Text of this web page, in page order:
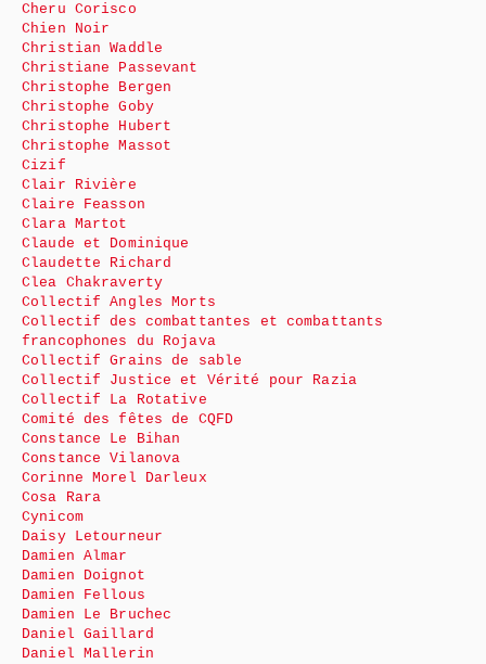
Cheru Corisco
Chien Noir
Christian Waddle
Christiane Passevant
Christophe Bergen
Christophe Goby
Christophe Hubert
Christophe Massot
Cizif
Clair Rivière
Claire Feasson
Clara Martot
Claude et Dominique
Claudette Richard
Clea Chakraverty
Collectif Angles Morts
Collectif des combattantes et combattants
francophones du Rojava
Collectif Grains de sable
Collectif Justice et Vérité pour Razia
Collectif La Rotative
Comité des fêtes de CQFD
Constance Le Bihan
Constance Vilanova
Corinne Morel Darleux
Cosa Rara
Cynicom
Daisy Letourneur
Damien Almar
Damien Doignot
Damien Fellous
Damien Le Bruchec
Daniel Gaillard
Daniel Mallerin